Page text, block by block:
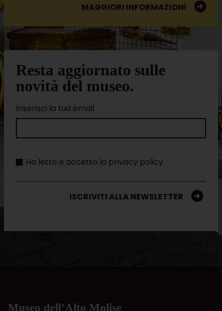
Resta aggiornato sulle
novità del museo.
Inserisci la tua email
Ho letto e accetto la privacy policy
ISCRIVITI ALLA NEWSLETTER
MAGGIORI INFORMAZIONI
Museo dell’Alto Molise